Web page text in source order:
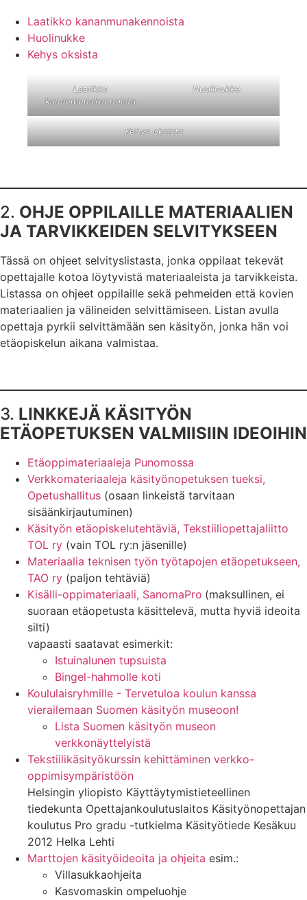
Laatikko kananmunakennoista
Huolinukke
Kehys oksista
Laatikko
kananmunakennoista
Huolinukke
Kehys oksista
2. OHJE OPPILAILLE MATERIAALIEN
JA TARVIKKEIDEN SELVITYKSEEN
Tässä on ohjeet selvityslistasta, jonka oppilaat tekevät
opettajalle kotoa löytyvistä materiaaleista ja tarvikkeista.
Listassa on ohjeet oppilaille sekä pehmeiden että kovien
materiaalien ja välineiden selvittämiseen. Listan avulla
opettaja pyrkii selvittämään sen käsityön, jonka hän voi
etäopiskelun aikana valmistaa.
3. LINKKEJÄ KÄSITYÖN
ETÄOPETUKSEN VALMIISIIN IDEOIHIN
Etäoppimateriaaleja Punomossa
Verkkomateriaaleja käsityönopetuksen tueksi,
Opetushallitus (osaan linkeistä tarvitaan
sisäänkirjautuminen)
Käsityön etäopiskelutehtäviä, Tekstiiliopettajaliitto
TOL ry (vain TOL ry:n jäsenille)
Materiaalia teknisen työn työtapojen etäopetukseen,
TAO ry (paljon tehtäviä)
Kisälli-oppimateriaali, SanomaPro (maksullinen, ei
suoraan etäopetusta käsittelevä, mutta hyviä ideoita
silti)
vapaasti saatavat esimerkit:
Istuinalunen tupsuista
Bingel-hahmolle koti
Koululaisryhmille - Tervetuloa koulun kanssa
vierailemaan Suomen käsityön museoon!
Lista Suomen käsityön museon
verkkonäyttelyistä
Tekstiilikäsityökurssin kehittäminen verkko-
oppimisympäristöön
Helsingin yliopisto Käyttäytymistieteellinen
tiedekunta Opettajankoulutuslaitos Käsityönopettajan
koulutus Pro gradu -tutkielma Käsityötiede Kesäkuu
2012 Helka Lehti
Marttojen käsityöideoita ja ohjeita esim.:
Villasukkaohjeita
Kasvomaskin ompeluohje